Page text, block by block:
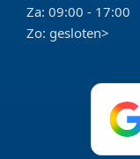
Za: 09:00 - 17:00
Zo: gesloten>